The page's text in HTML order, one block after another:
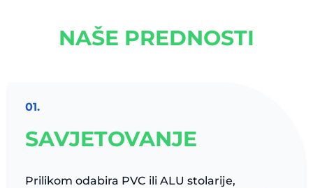
NAŠE PREDNOSTI
01.
SAVJETOVANJE
Prilikom odabira PVC ili ALU stolarije,